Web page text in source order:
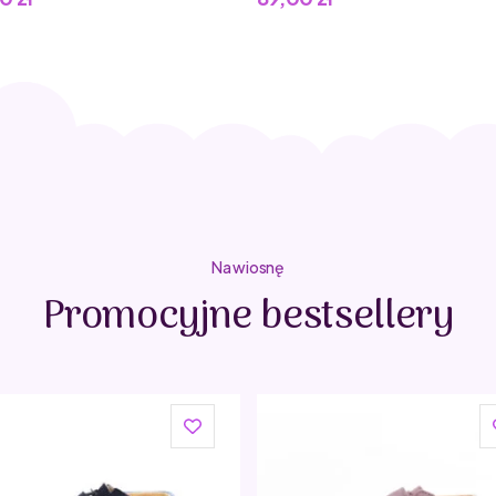
Adres elektroniczny
info@quuttoys.com
Na wiosnę
Promocyjne bestsellery